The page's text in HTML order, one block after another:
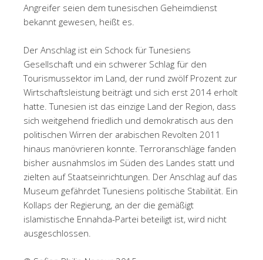
Angreifer seien dem tunesischen Geheimdienst
bekannt gewesen, heißt es.
Der Anschlag ist ein Schock für Tunesiens
Gesellschaft und ein schwerer Schlag für den
Tourismussektor im Land, der rund zwölf Prozent zur
Wirtschaftsleistung beiträgt und sich erst 2014 erholt
hatte. Tunesien ist das einzige Land der Region, dass
sich weitgehend friedlich und demokratisch aus den
politischen Wirren der arabischen Revolten 2011
hinaus manövrieren konnte. Terroranschläge fanden
bisher ausnahmslos im Süden des Landes statt und
zielten auf Staatseinrichtungen. Der Anschlag auf das
Museum gefährdet Tunesiens politische Stabilität. Ein
Kollaps der Regierung, an der die gemäßigt
islamistische Ennahda-Partei beteiligt ist, wird nicht
ausgeschlossen.